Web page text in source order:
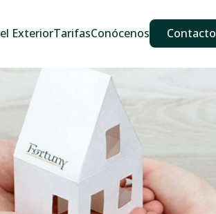
ExteriorTarifasConócenos Contacto